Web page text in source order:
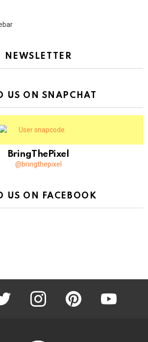
NEWSLETTER
US ON SNAPCHAT
BringThePixel
@bringthepixel
US ON FACEBOOK
twitter instagram pinterest youtube